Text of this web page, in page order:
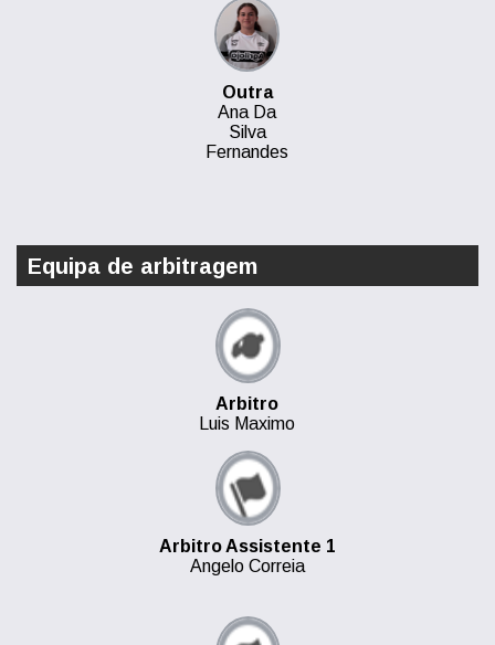
Outra
Ana Da
Silva
Fernandes
Equipa de arbitragem
Arbitro
Luis Maximo
Arbitro Assistente 1
Angelo Correia